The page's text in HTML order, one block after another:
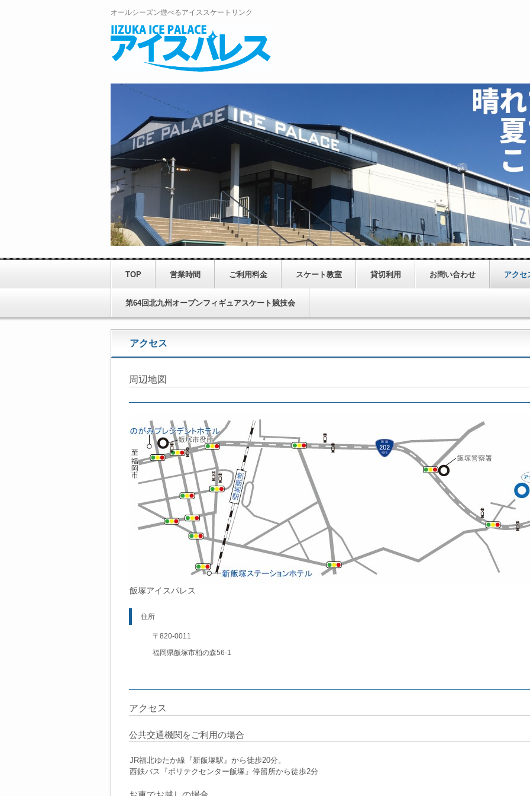
オールシーズン遊べるアイススケートリンク
TOP 営業時間 ご利用料金 スケート教室 貸切利用 お問い合わせ アクセ
第64回北九州オープンフィギュアスケート競技会
アクセス
周辺地図
飯塚アイスパレス
住所
〒820-0011
福岡県飯塚市柏の森56-1
アクセス
公共交通機関をご利用の場合
JR福北ゆたか線『新飯塚駅』から徒歩20分。
西鉄バス『ポリテクセンター飯塚』停留所から徒歩2分